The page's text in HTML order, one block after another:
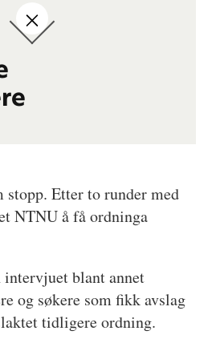
stopp. Etter to runder med
NTNU å få ordninga
blant annet
og søkere som fikk avslag
tidligere ordning.